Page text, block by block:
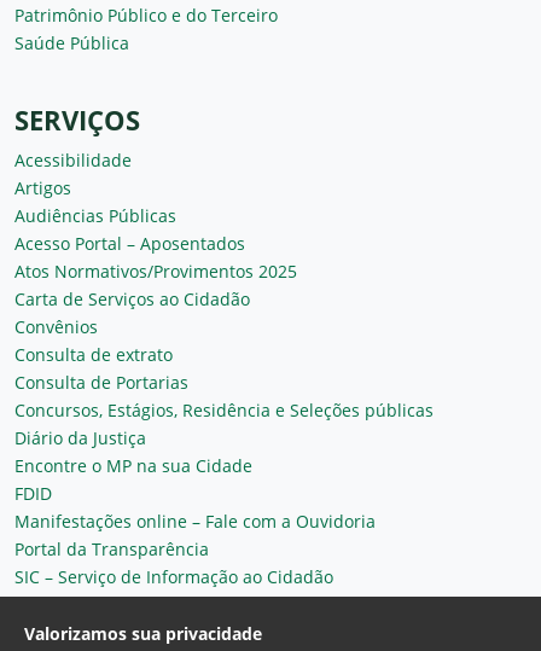
Patrimônio Público e do Terceiro
Saúde Pública
SERVIÇOS
Acessibilidade
Artigos
Audiências Públicas
Acesso Portal – Aposentados
Atos Normativos/Provimentos 2025
Carta de Serviços ao Cidadão
Convênios
Consulta de extrato
Consulta de Portarias
Concursos, Estágios, Residência e Seleções públicas
Diário da Justiça
Encontre o MP na sua Cidade
FDID
Manifestações online – Fale com a Ouvidoria
Portal da Transparência
SIC – Serviço de Informação ao Cidadão
Plantão MP do Ceará
Secretaria Geral
Valorizamos sua privacidade